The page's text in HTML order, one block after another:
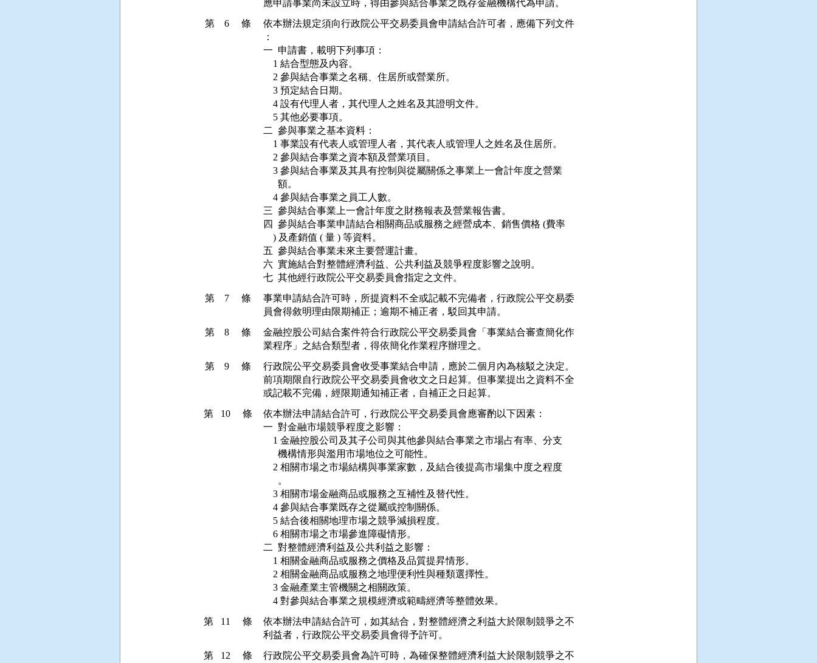
第 6 條
依本辦法規定須向行政院公平交易委員會申請結合許可者，應備下列文件
：
一  申請書，載明下列事項：
    1 結合型態及內容。
    2 參與結合事業之名稱、住居所或營業所。
    3 預定結合日期。
    4 設有代理人者，其代理人之姓名及其證明文件。
    5 其他必要事項。
二  參與事業之基本資料：
    1 事業設有代表人或管理人者，其代表人或管理人之姓名及住居所。
    2 參與結合事業之資本額及營業項目。
    3 參與結合事業及其具有控制與從屬關係之事業上一會計年度之營業
      額。
    4 參與結合事業之員工人數。
三  參與結合事業上一會計年度之財務報表及營業報告書。
四  參與結合事業申請結合相關商品或服務之經營成本、銷售價格 (費率
    ) 及產銷值 ( 量 ) 等資料。
五  參與結合事業未來主要營運計畫。
六  實施結合對整體經濟利益、公共利益及競爭程度影響之說明。
第 7 條
事業申請結合許可時，所提資料不全或記載不完備者，行政院公平交易委
第 8 條
金融控股公司結合案件符合行政院公平交易委員會「事業結合審查簡化作
第 9 條
行政院公平交易委員會收受事業結合申請，應於二個月內為核駁之決定。
前項期限自行政院公平交易委員會收文之日起算。但事業提出之資料不全
第 10 條
依本辦法申請結合許可，行政院公平交易委員會應審酌以下因素：
一  對金融市場競爭程度之影響：
    1 金融控股公司及其子公司與其他參與結合事業之市場占有率、分支
      機構情形與濫用市場地位之可能性。
    2 相關市場之市場結構與事業家數，及結合後提高市場集中度之程度
      。
    3 相關市場金融商品或服務之互補性及替代性。
    4 參與結合事業既存之從屬或控制關係。
    5 結合後相關地理市場之競爭減損程度。
    6 相關市場之市場參進障礙情形。
二  對整體經濟利益及公共利益之影響：
    1 相關金融商品或服務之價格及品質提昇情形。
    2 相關金融商品或服務之地理便利性與種類選擇性。
    3 金融產業主管機關之相關政策。
第 11 條
依本辦法申請結合許可，如其結合，對整體經濟之利益大於限制競爭之不
第 12 條
行政院公平交易委員會為許可時，為確保整體經濟利益大於限制競爭之不